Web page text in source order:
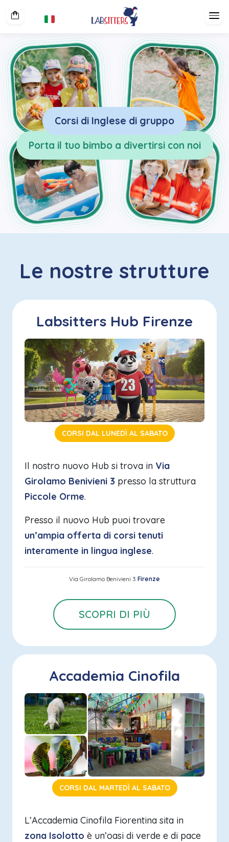
Corsi di Inglese di gruppo
Porta il tuo bimbo a divertirsi con noi
Le nostre strutture
Labsitters Hub Firenze
CORSI DAL LUNEDÌ AL SABATO
Il nostro nuovo Hub si trova in Via
Girolamo Benivieni 3 presso la struttura
Piccole Orme.
Presso il nuovo Hub puoi trovare
un’ampia offerta di corsi tenuti
interamente in lingua inglese.
Via Girolamo Benivieni 3 Firenze
SCOPRI DI PIÙ
Accademia Cinofila
CORSI DAL MARTEDÌ AL SABATO
L’Accademia Cinofila Fiorentina sita in
zona Isolotto è un’oasi di verde e di pace